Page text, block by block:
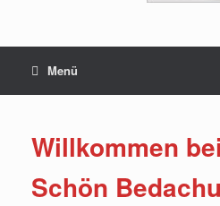
Menü
Willkommen
Schön